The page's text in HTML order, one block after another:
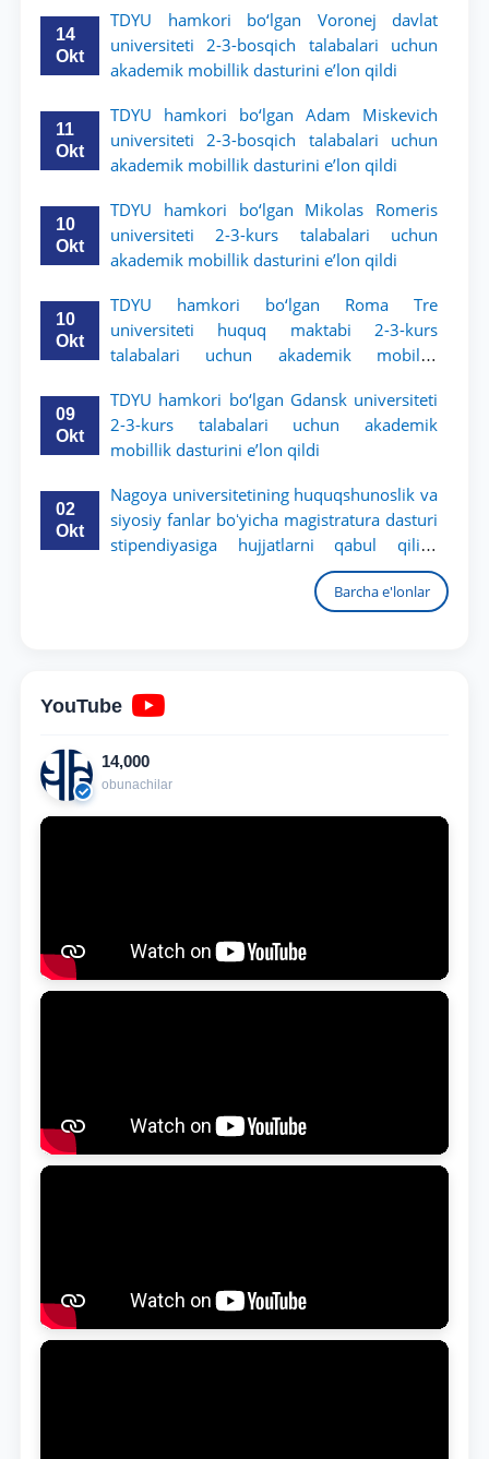
14
Okt
TDYU hamkori bo‘lgan Voronej davlat
universiteti 2-3-bosqich talabalari uchun
akademik mobillik dasturini e’lon qildi
11
Okt
TDYU hamkori bo‘lgan Adam Miskevich
universiteti 2-3-bosqich talabalari uchun
akademik mobillik dasturini e’lon qildi
10
Okt
TDYU hamkori bo‘lgan Mikolas Romeris
universiteti 2-3-kurs talabalari uchun
akademik mobillik dasturini e’lon qildi
10
Okt
TDYU hamkori bo‘lgan Roma Tre
universiteti huquq maktabi 2-3-kurs
talabalari uchun akademik mobillik
09
Okt
TDYU hamkori bo‘lgan Gdansk universiteti
2-3-kurs talabalari uchun akademik
mobillik dasturini e’lon qildi
02
Okt
Nagoya universitetining huquqshunoslik va
siyosiy fanlar boʻyicha magistratura dasturi
stipendiyasiga hujjatlarni qabul qilish
Barcha e'lonlar
YouTube
14,000
obunachilar